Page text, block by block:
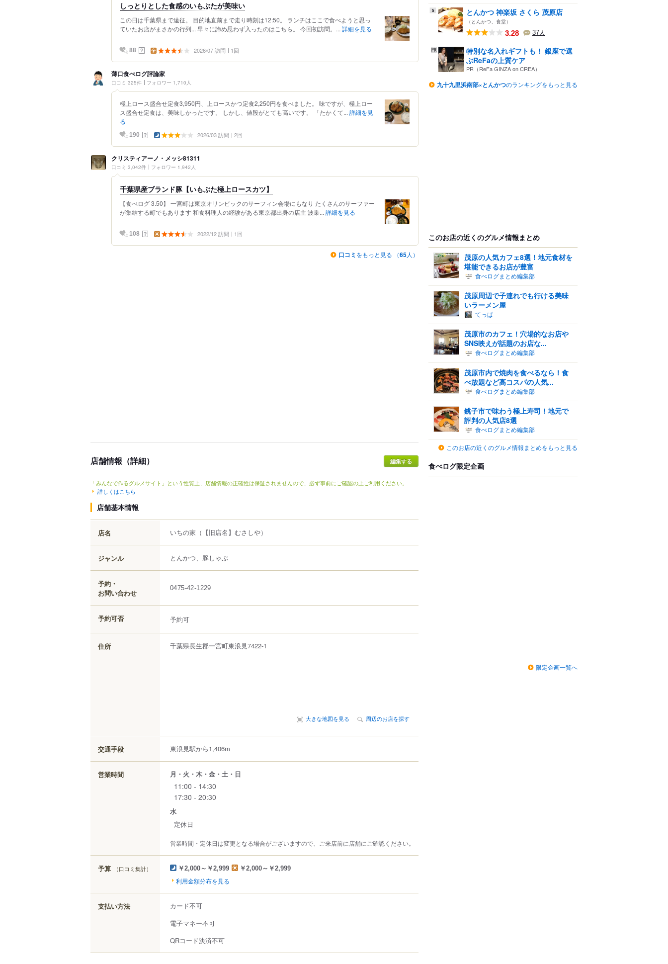
しっとりとした食感のいもぶたが美味い
この日は千葉県まで遠征。 目的地直前まで走り時刻は12:50。 ランチはここで食べようと思っ
ていたお店がまさかの行列... 早々に諦め思わず入ったのはこちら。 今回初訪問。... 詳細を見る
88 ？ 2026/07 訪問 1回
薄口食べログ評論家
口コミ 325件 フォロワー 1,710人
極上ロース盛合せ定食3,950円、上ロースかつ定食2,250円を食べました。 味ですが、極上ロー
ス盛合せ定食は、美味しかったです。 しかし、値段がとても高いです。 「たかくて... 詳細を見
る
190 ？ 2026/03 訪問 2回
クリスティアーノ・メッシ81311
口コミ 3,042件 フォロワー 1,942人
千葉県産ブランド豚【いもぶた極上ロースカツ】
【食べログ 3.50】 一宮町は東京オリンピックのサーフィン会場にもなり たくさんのサーファー
が集結する町でもあります 和食料理人の経験がある東京都出身の店主 波乗... 詳細を見る
108 ？ 2022/12 訪問 1回
口コミ をもっと見る （65人）
店舗情報（詳細）
「みんなで作るグルメサイト」という性質上、店舗情報の正確性は保証されませんので、必ず事前にご確認の上ご利用ください。
詳しくはこちら
店舗基本情報
店名 いちの家 （【旧店名】むさしや）
ジャンル とんかつ、豚しゃぶ
予約・
お問い合わせ
0475-42-1229
予約可否 予約可
住所 千葉県長生郡一宮町東浪見7422-1
大きな地図を見る 周辺のお店を探す
交通手段 東浪見駅から1,406m
営業時間 月・火・木・金・土・日
11:00 - 14:30
17:30 - 20:30
水
定休日
営業時間・定休日は変更となる場合がございますので、ご来店前に店舗にご確認ください。
予算 （口コミ集計） ￥2,000～￥2,999 ￥2,000～￥2,999
利用金額分布を見る
支払い方法
カード不可
電子マネー不可
QRコード決済不可
5 とんかつ 神楽坂 さくら 茂原店
（とんかつ、食堂）
3.28 37人
特別な名入れギフトも！ 銀座で選
ぶReFaの上質ケア
PR（ReFa GINZA on CREA）
九十九里浜南部×とんかつのランキングをもっと見る
このお店の近くのグルメ情報まとめ
茂原の人気カフェ8選！地元食材を
堪能できるお店が豊富
食べログまとめ編集部
茂原周辺で子連れでも行ける美味
いラーメン屋
てっぱ
茂原市のカフェ！穴場的なお店や
SNS映えが話題のお店な...
食べログまとめ編集部
茂原市内で焼肉を食べるなら！食
べ放題など高コスパの人気...
食べログまとめ編集部
銚子市で味わう極上寿司！地元で
評判の人気店8選
食べログまとめ編集部
このお店の近くのグルメ情報まとめをもっと見る
食べログ限定企画
限定企画一覧へ